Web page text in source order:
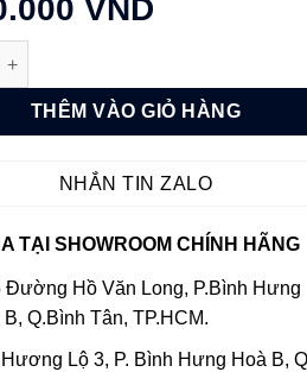
VND
hỗ trợ người cao tuổi Arrow
THÊM VÀO GIỎ HÀNG
NHẮN TIN ZALO
TẠI SHOWROOM CHÍNH HÃNG
Đường Hồ Văn Long, P.Bình Hưng
B, Q.Bình Tân, TP.HCM.
Lộ 3, P. Bình Hưng Hoà B,